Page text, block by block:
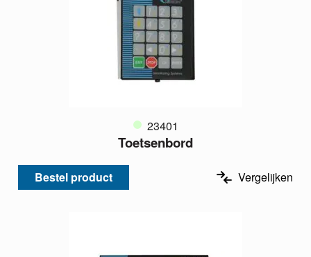
23401
Toetsenbord
Bestel product Vergelijken